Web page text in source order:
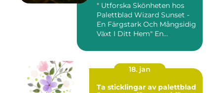
" Utforska Skönheten hos
Palettblad Wizard Sunset -
En Färgstark Och Mångsidig
Växt I Ditt Hem" En...
18. jan
Ta sticklingar av palettblad